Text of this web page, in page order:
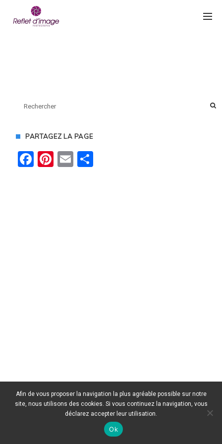
PARTAGEZ LA PAGE
Facebook
Pinterest
Email
Afin de vous proposer la navigation la plus agréable possible sur notre
site, nous utilisons des cookies. Si vous continuez la navigation, vous
déclarez accepter leur utilisation.
Ok